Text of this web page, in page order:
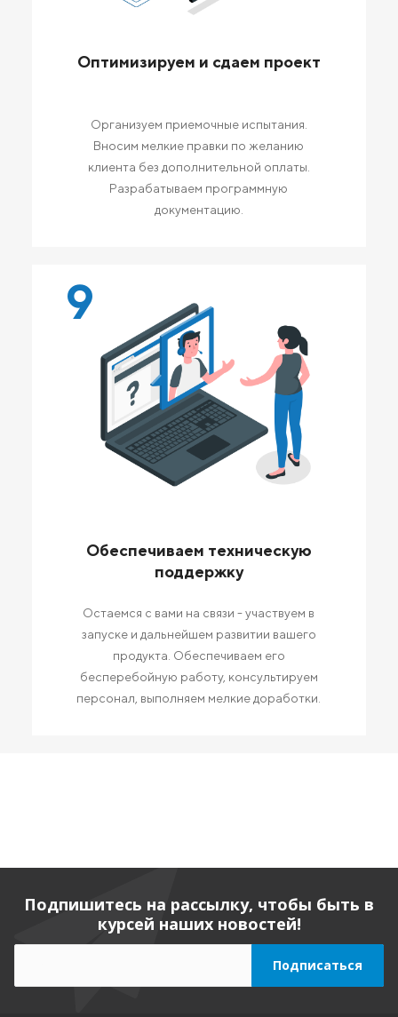
Оптимизируем и сдаем проект
Организуем приемочные испытания.
Вносим мелкие правки по желанию
клиента без дополнительной оплаты.
Разрабатываем программную
документацию.
9
Обеспечиваем техническую
поддержку
Остаемся с вами на связи - участвуем в
запуске и дальнейшем развитии вашего
продукта. Обеспечиваем его
бесперебойную работу, консультируем
персонал, выполняем мелкие доработки.
Подпишитесь на рассылку, чтобы быть в
курсей наших новостей!